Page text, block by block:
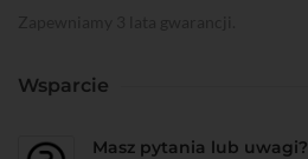
Wsparcie
Masz pytania lub uwagi?